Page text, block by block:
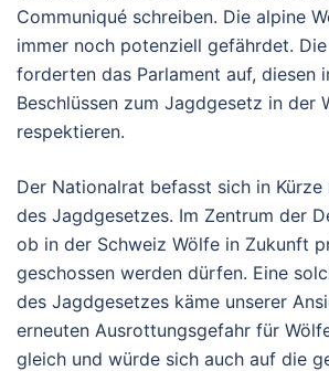
Communiqué schreiben. Die alpine
immer noch potenziell gefährdet.
forderten das Parlament auf, diesen
Beschlüssen zum Jagdgesetz in der
respektieren.
Der Nationalrat befasst sich in
des Jagdgesetzes. Im Zentrum der
ob in der Schweiz Wölfe in Zukunft
geschossen werden dürfen. Eine
des Jagdgesetzes käme unserer
erneuten Ausrottungsgefahr für
gleich und würde sich auch auf die